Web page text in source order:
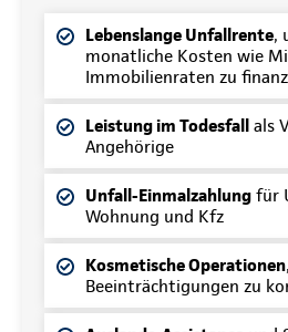
Lebenslange Unfallrente,
monatliche Kosten wie
Immobilienraten zu
Leistung im Todesfall
als
Angehörige
Unfall-Einmalzahlung für
Wohnung und Kfz
Kosmetische Operationen
Beeinträchtigungen zu